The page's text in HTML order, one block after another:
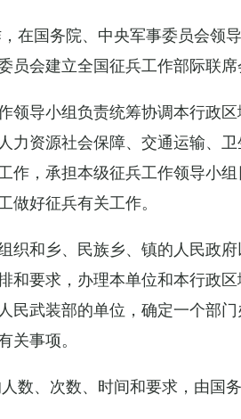
在国务院、中央军事委员会领
员会建立全国征兵工作部际联席
领导小组负责统筹协调本行政
力资源社会保障、交通运输、
作，承担本级征兵工作领导小
做好征兵有关工作。
织和乡、民族乡、镇的人民政
和要求，办理本单位和本行政
民武装部的单位，确定一个部
事项。
数、次数、时间和要求，由国